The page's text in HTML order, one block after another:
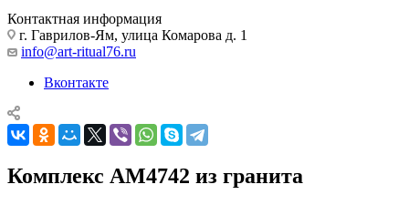
Контактная информация
г. Гаврилов-Ям, улица Комарова д. 1
info@art-ritual76.ru
Вконтакте
Комплекс AM4742 из гранита